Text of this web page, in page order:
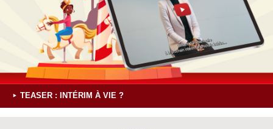
TEASER : INTÉRIM À VIE ?